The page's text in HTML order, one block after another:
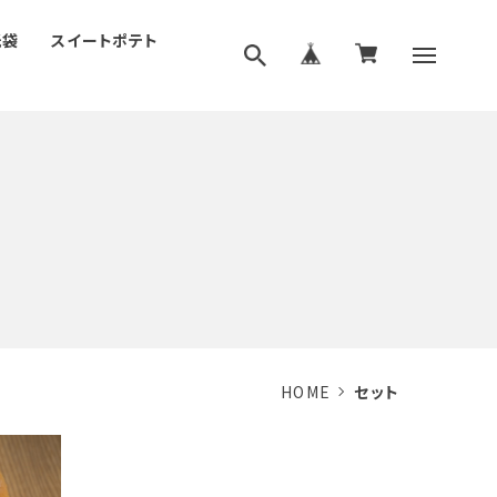
スイートポテト
HOME セット